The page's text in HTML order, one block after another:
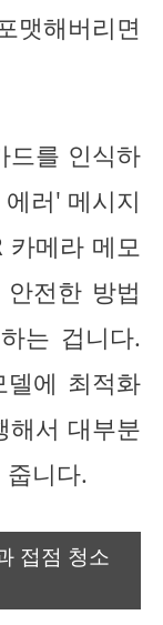
맷해버리면
드를 인식하
러' 메시지
카메라 메모
전한 방법
는 겁니다.
델에 최적화
해서 대부분
니다.
접점 청소